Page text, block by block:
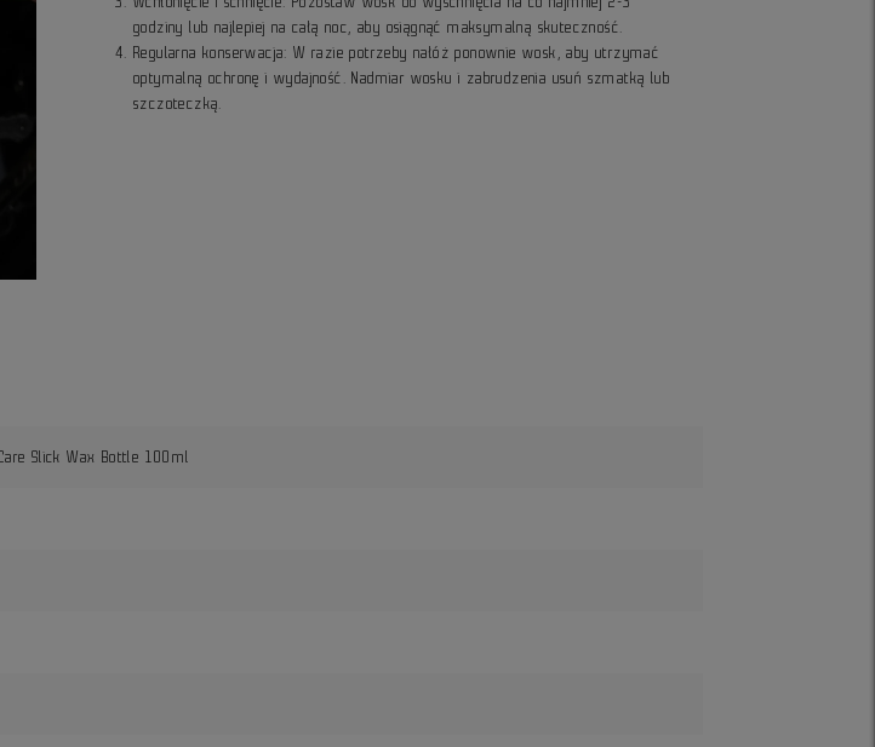
godziny lub najlepiej na całą noc, aby osiągnąć maksymalną skuteczność.
Regularna konserwacja: W razie potrzeby nałóż ponownie wosk, aby utrzymać
optymalną ochronę i wydajność. Nadmiar wosku i zabrudzenia usuń szmatką lub
szczoteczką.
Slick Wax Bottle 100ml